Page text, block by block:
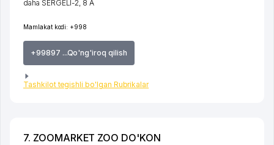
Mamlakat kodi: +998
+99897 ...Qo'ng'iroq qilish
Tashkilot tegishli bo'lgan Rubrikalar
daha SERGELI-2, 8 А
7. ZOOMARKET ZOO DO'KON